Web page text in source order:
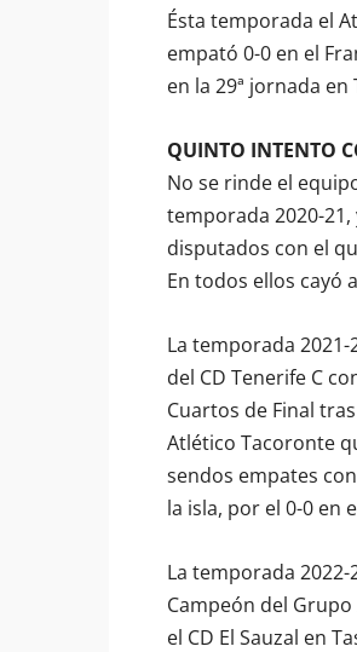
Ésta temporada el
empató 0-0 en el
en la 29ª jornada en
QUINTO INTENTO
No se rinde el
temporada 2020-
disputados con el
En todos ellos cayó
La temporada
del CD Tenerife C
Cuartos de Final
Atlético Tacoronte
sendos empates
la isla, por el 0-0 en
La temporada
Campeón del
el CD El Sauzal en